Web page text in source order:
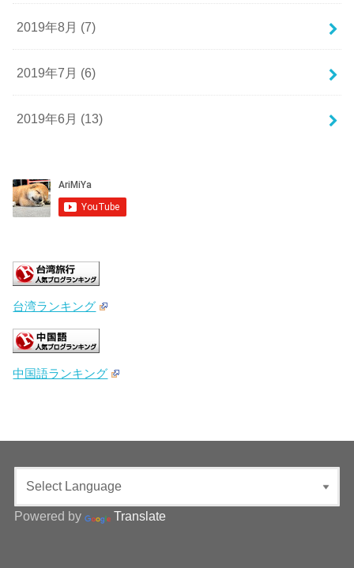
2019年8月 (7)
2019年7月 (6)
2019年6月 (13)
台湾ランキング
中国語ランキング
Powered by Translate